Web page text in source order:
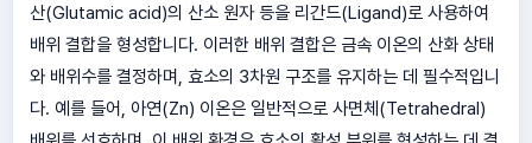
산(Glutamic acid)의 산소 원자 등을 리간드(Ligand)로 사용하여
배위 결합을 형성합니다. 이러한 배위 결합은 금속 이온의 산화 상태
와 배위수를 결정하며, 효소의 3차원 구조를 유지하는 데 필수적입니
다. 예를 들어, 아연(Zn) 이온은 일반적으로 사면체(Tetrahedral)